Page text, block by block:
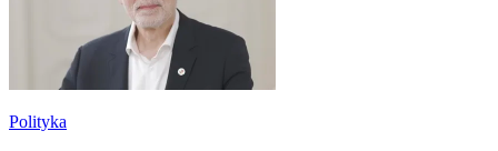
Polityka